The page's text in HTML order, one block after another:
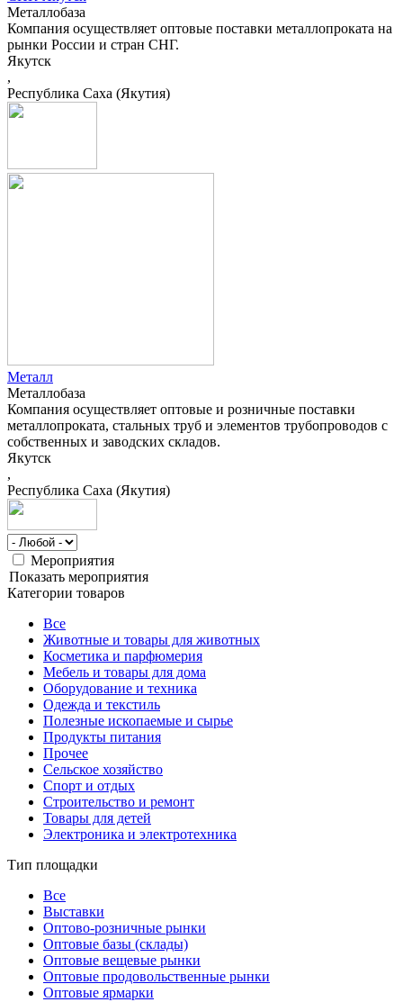
Металлобаза
Компания осуществляет оптовые поставки металлопроката на
рынки России и стран СНГ.
Якутск
,
Республика Саха (Якутия)
Металл
Металлобаза
Компания осуществляет оптовые и розничные поставки
металлопроката, стальных труб и элементов трубопроводов с
собственных и заводских складов.
Якутск
,
Республика Саха (Якутия)
Мероприятия
Показать мероприятия
Категории товаров
Все
Животные и товары для животных
Косметика и парфюмерия
Мебель и товары для дома
Оборудование и техника
Одежда и текстиль
Полезные ископаемые и сырье
Продукты питания
Прочее
Сельское хозяйство
Спорт и отдых
Строительство и ремонт
Товары для детей
Электроника и электротехника
Тип площадки
Все
Выставки
Оптово-розничные рынки
Оптовые базы (склады)
Оптовые вещевые рынки
Оптовые продовольственные рынки
Оптовые ярмарки